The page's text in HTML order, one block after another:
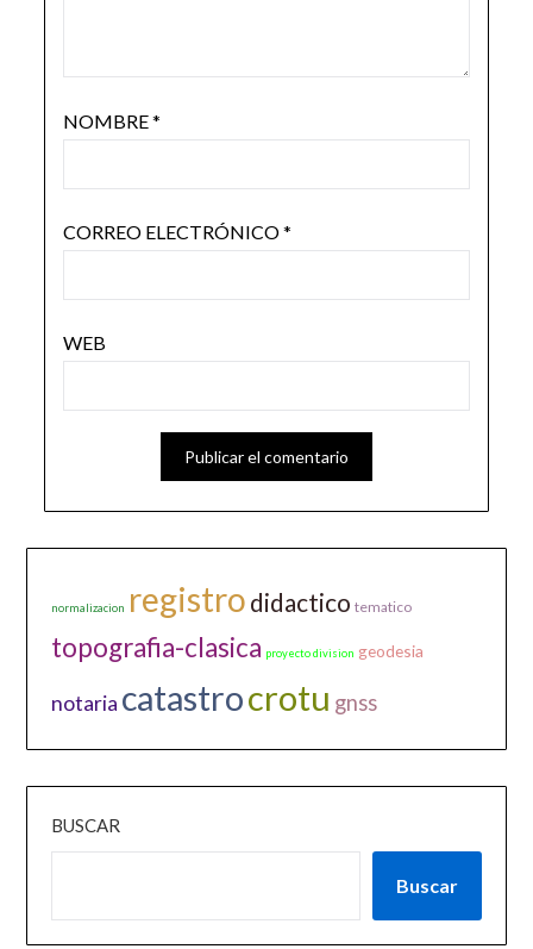
NOMBRE*
CORREO ELECTRÓNICO*
WEB
normalizacion registro didactico tematico
topografia-clasica proyecto division geodesia
notaria catastrocrotu gnss
BUSCAR
Buscar